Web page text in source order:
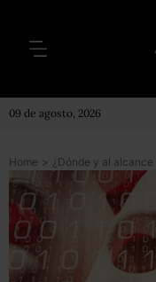
09 de agosto, 2026
Home >